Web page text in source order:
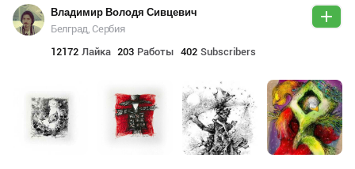
Владимир Володя Сивцевич
Белград, Сербия
12172 Лайка 203 Работы 402 Subscribers